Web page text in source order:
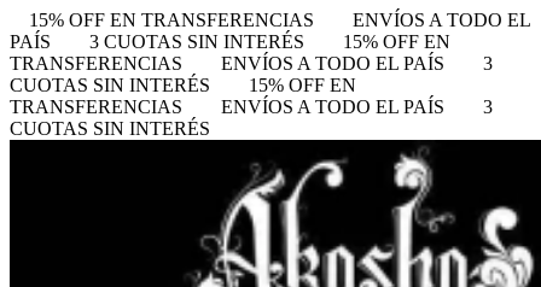
15% OFF EN TRANSFERENCIAS
ENVÍOS A TODO EL
PAÍS
3 CUOTAS SIN INTERÉS
15% OFF EN
TRANSFERENCIAS
ENVÍOS A TODO EL PAÍS
3
CUOTAS SIN INTERÉS
15% OFF EN
TRANSFERENCIAS
ENVÍOS A TODO EL PAÍS
3
CUOTAS SIN INTERÉS